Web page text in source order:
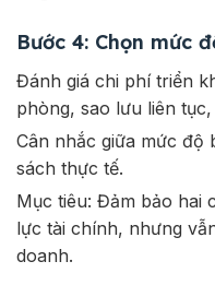
Bước 4: Chọn mức
Đánh giá chi phí triển
phòng, sao lưu liên
Cân nhắc giữa mức độ
sách thực tế.
Mục tiêu: Đảm bảo hai
lực tài chính, nhưng
doanh.